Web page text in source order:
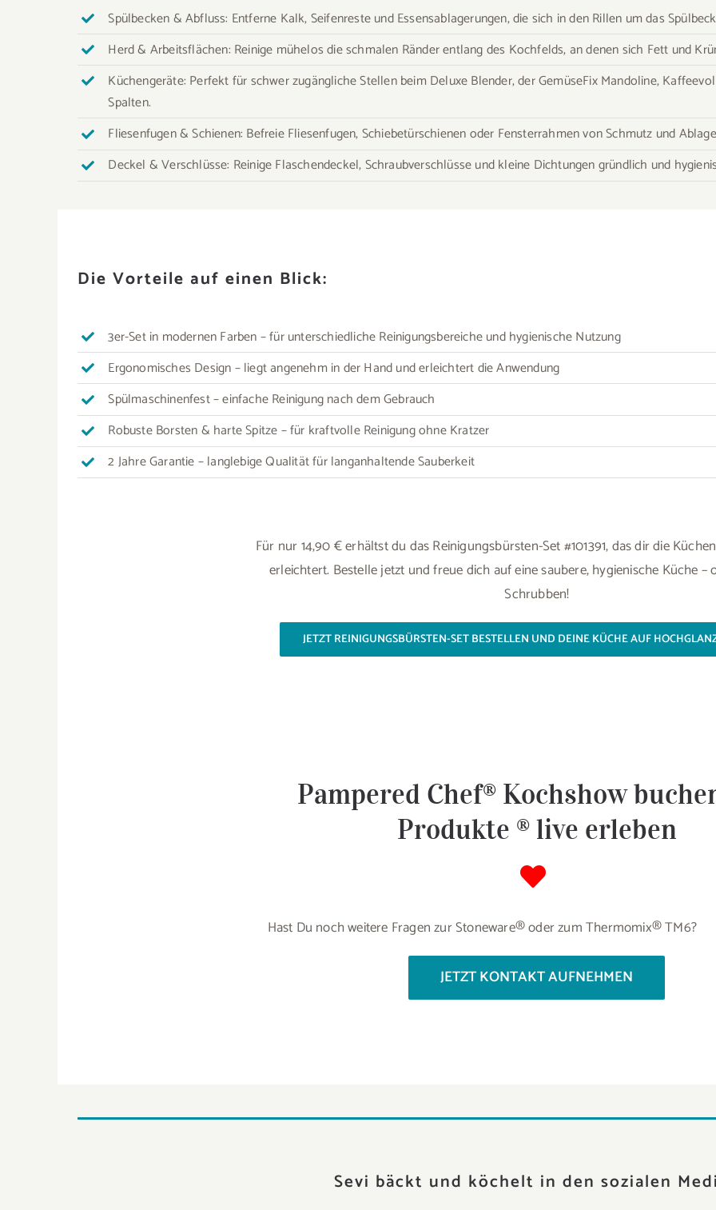
Spülbecken & Abfluss: Entferne Kalk, Seifenreste und Essensablagerungen, die sich in den Rillen um das
Herd & Arbeitsflächen: Reinige mühelos die schmalen Ränder entlang des Kochfelds, an denen sich Fett und
Küchengeräte: Perfekt für schwer zugängliche Stellen beim Deluxe Blender, der GemüseFix Mandoline,
Spalten.
Fliesenfugen & Schienen: Befreie Fliesenfugen, Schiebetürschienen oder Fensterrahmen von Schmutz und
Deckel & Verschlüsse: Reinige Flaschendeckel, Schraubverschlüsse und kleine Dichtungen gründlich und
Die Vorteile auf einen Blick:
3er-Set in modernen Farben – für unterschiedliche Reinigungsbereiche und hygienische Nutzung
Ergonomisches Design – liegt angenehm in der Hand und erleichtert die Anwendung
Spülmaschinenfest – einfache Reinigung nach dem Gebrauch
Robuste Borsten & harte Spitze – für kraftvolle Reinigung ohne Kratzer
2 Jahre Garantie – langlebige Qualität für langanhaltende Sauberkeit
Für nur 14,90 € erhältst du das Reinigungsbürsten-Set #101391, das dir die
erleichtert. Bestelle jetzt und freue dich auf eine saubere, hygienische Küche –
Schrubben!
JETZT REINIGUNGSBÜRSTEN-SET BESTELLEN UND DEINE KÜCHE AUF
Pampered Chef® Kochshow
Produkte ® live erleben
Hast Du noch weitere Fragen zur Stoneware® oder zum Thermomix® TM6?
JETZT KONTAKT AUFNEHMEN
Sevi bäckt und köchelt in den sozialen